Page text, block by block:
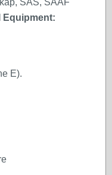
SAS, SAAF
Equipment:
E).